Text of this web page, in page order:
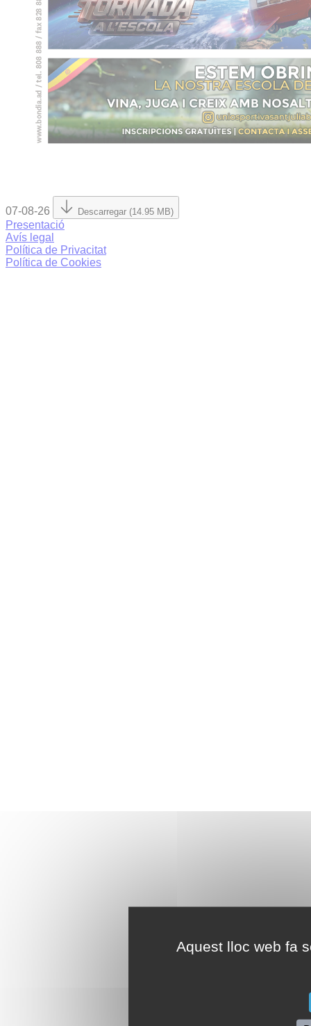
Aquest lloc web fa
07-08-26 Descarregar (14.95 MB)
Presentació
Avís legal
Política de Privacitat
Política de Cookies